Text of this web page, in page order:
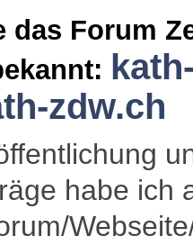
das Forum
zdw.ch
habe ich